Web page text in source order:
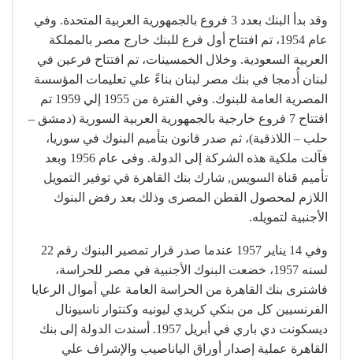
وقد بدأ البنك بعدد 3 فروع بالجمهورية العربية المتحدة. وفي
عام 1954، تم افتتاح أول فرع للبنك خارج مصر بالمملكة
العربية السعودية. وخلال الخمسينات، تم افتتاح فرعين في
لبنان أُدمجا في بنك مصر لبنان بناءً علي تعليمات المؤسسة
المصرية العامة للبنوك. وفي الفترة من 1955 إلي 1959 تم
افتتاح 7 فروع خارجية بالجمهورية العربية السورية (دمشق –
حلب – اللاذقية)، ثم صدر قانون بتأميم البنوك في سوريا،
فآلت ملكية هذه الشركة إلى الدولة. وفى عام 1956 وبعد
تأميم قناة السويس, شارك بنك القاهرة في توفير التمويل
اللازم لمحصول القطن المصرى وذلك بعد رفض البنوك
الأجنبية لتمويله.
وفي 14 يناير 1957 عندما صدر قرار تمصير البنوك رقم 22
لسنه 1957، خضعت البنوك الأجنبية في مصر للحراسة،
فاشترى بنك القاهرة من الحراسة العامة علي أموال الرعايا
الفرنسيين كل من بنكي كريدي ليونيه وكنتوار ناسيونال
ديسكونت دي باري في أبريل 1957. أسندت الدولة إلى بنك
القاهرة عملية إصدار أوراق الياناصيب والإشراف علي